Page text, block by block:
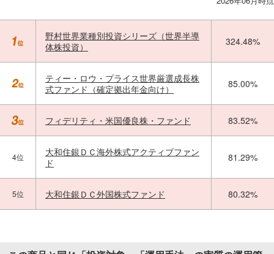
野村世界業種別投資シリーズ（世界半導
体株投資）
324.48%
ティー・ロウ・プライス世界厳選成長株
式ファンド（確定拠出年金向け）
85.00%
フィデリティ・米国優良株・ファンド 83.52%
4位
大和住銀ＤＣ海外株式アクティブファン
ド
81.29%
5位 大和住銀ＤＣ外国株式ファンド 80.32%